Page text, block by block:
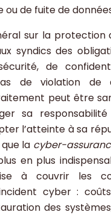
de fuite de
sur la protection
syndics des
de
de violation de
peut être
sa
l’atteinte à sa
la cyber-
en plus
à couvrir les
cyber :
des